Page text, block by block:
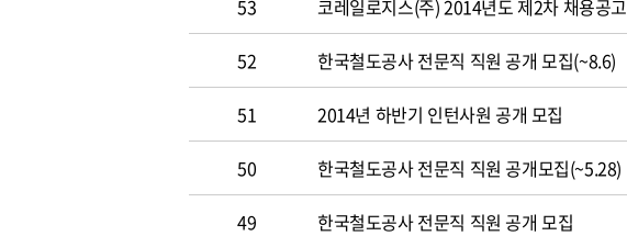
53 코레일로지스(주) 2014년도 제2차 채용공고
52 한국철도공사 전문직 직원 공개 모집(~8.6)
51 2014년 하반기 인턴사원 공개 모집
50 한국철도공사 전문직 직원 공개모집(~5.28)
49 한국철도공사 전문직 직원 공개 모집